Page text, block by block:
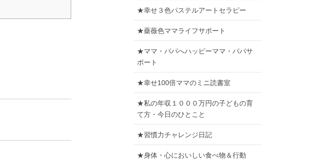
★幸せ３色パステルアートセラピー
★薔薇色ママライフサポート
★ママ・パパへハッピーママ・パパサ
ポート
★幸せ100倍ママのミニ読書室
★私の年収１０００万円の子どもの育
て方・今日のひとこと
★習慣力チャレンジ日記
★身体・心においしい食べ物＆行動